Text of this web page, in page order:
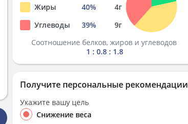
Жиры
40% 4г
Углеводы
39% 9г
Соотношение белков, жиров и углеводов
1 : 0.8 : 1.8
Получите персональные рекомендации
Укажите вашу цель
Снижение веса